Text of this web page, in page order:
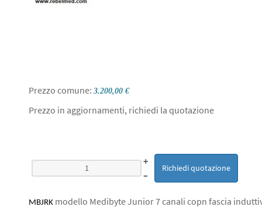
Prezzo comune: 3.200,00 €
Prezzo in aggiornamenti, richiedi la quotazione
+
–
Richiedi quotazione
MBJRK modello Medibyte Junior 7 canali copn fascia